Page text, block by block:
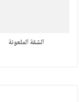
الشقة الملعونة